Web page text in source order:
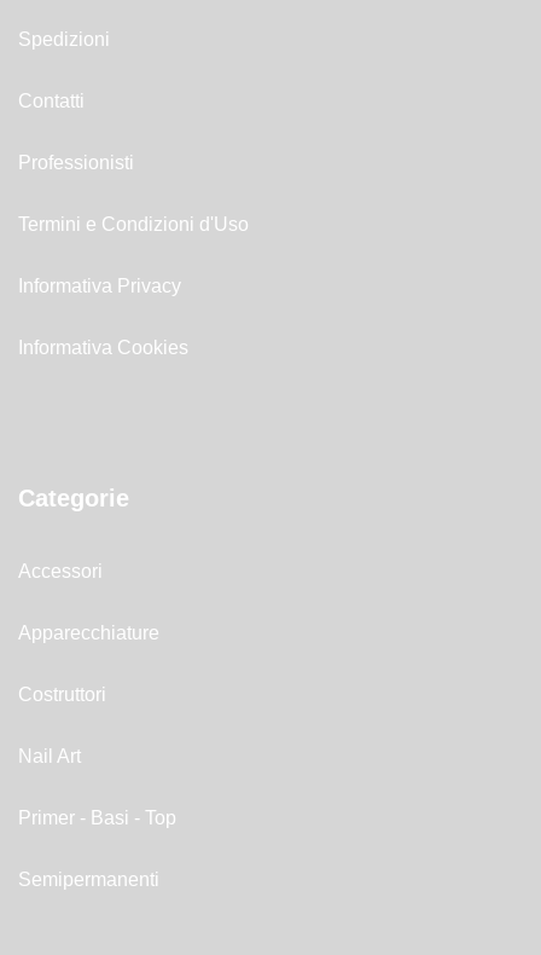
Spedizioni
Contatti
Professionisti
Termini e Condizioni d'Uso
Informativa Privacy
Informativa Cookies
Categorie
Accessori
Apparecchiature
Costruttori
Nail Art
Primer - Basi - Top
Semipermanenti